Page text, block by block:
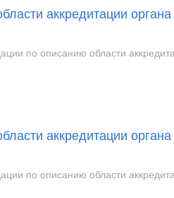
аккредитации
по описанию области
аккредитации
по описанию области